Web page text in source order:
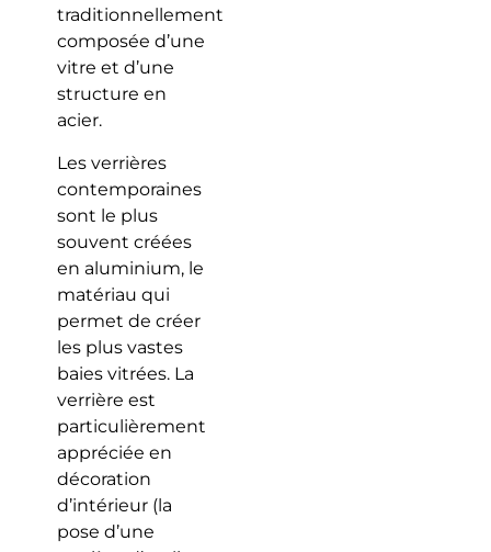
traditionnellement
composée d’une
vitre et d’une
structure en
acier.
Les verrières
contemporaines
sont le plus
souvent créées
en aluminium, le
matériau qui
permet de créer
les plus vastes
baies vitrées. La
verrière est
particulièrement
appréciée en
décoration
d’intérieur (la
pose d’une